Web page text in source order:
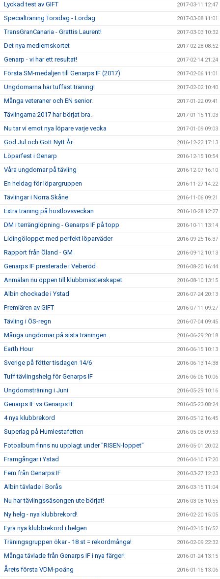
Lyckad test av GIFT 2017-03-11 12:47
Specialträning Torsdag - Lördag 2017-03-08 11:01
TransGranCanaria - Grattis Laurent! 2017-03-03 10:32
Det nya medlemskortet 2017-02-28 08:52
Genarp - vi har ett resultat! 2017-02-14 21:24
Första SM-medaljen till Genarps IF (2017) 2017-02-06 11:01
Ungdomarna har tuffast träning! 2017-02-02 10:40
Många veteraner och EN senior. 2017-01-22 09:41
Tävlingarna 2017 har börjat bra. 2017-01-15 11:03
Nu tar vi emot nya löpare varje vecka 2017-01-09 09:03
God Jul och Gott Nytt År 2016-12-23 17:13
Löparfest i Genarp 2016-12-15 10:54
Våra ungdomar på tävling 2016-12-07 16:10
En heldag för löpargruppen 2016-11-27 14:22
Tävlingar i Norra Skåne 2016-11-06 09:21
Extra träning på höstlovsveckan 2016-10-28 12:27
DM i terränglöpning - Genarps IF på topp 2016-10-11 13:14
Lidingöloppet med perfekt löparväder 2016-09-25 16:37
Rapport från Öland - GM 2016-09-12 10:13
Genarps IF presterade i Veberöd 2016-08-20 16:44
Anmälan nu öppen till klubbmästerskapet 2016-08-10 13:15
Albin chockade i Ystad 2016-07-24 20:13
Premiären av GIFT 2016-07-11 09:27
Tävling i ÖS-regn 2016-07-04 09:45
Många ungdomar på sista träningen. 2016-06-29 20:18
Earth Hour 2016-06-15 10:13
Sverige på fötter tisdagen 14/6 2016-06-13 14:38
Tuff tävlingshelg för Genarps IF 2016-06-06 10:06
Ungdomsträning i Juni 2016-05-29 10:16
Genarps IF vs Genarps IF 2016-05-23 08:24
4 nya klubbrekord 2016-05-12 16:45
Superlag på Humlestafetten 2016-05-08 09:53
Fotoalbum finns nu upplagt under "RISEN-loppet" 2016-05-01 20:02
Framgångar i Ystad 2016-04-10 17:20
Fem från Genarps IF 2016-03-27 12:23
Albin tävlade i Borås 2016-03-15 11:04
Nu har tävlingssäsongen ute börjat! 2016-03-08 10:55
Ny helg - nya klubbrekord! 2016-02-20 15:05
Fyra nya klubbrekord i helgen 2016-02-15 16:52
Träningsgruppen ökar - 18 st = rekordmånga! 2016-02-09 22:32
Många tävlade från Genarps IF i nya färger! 2016-01-24 13:15
Årets första VDM-poäng 2016-01-16 13:06